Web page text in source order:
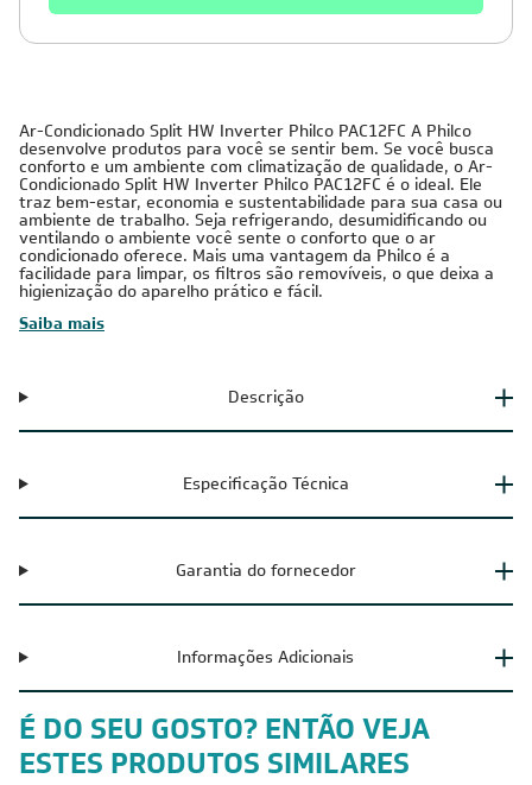
Ar-Condicionado Split HW Inverter Philco PAC12FC A Philco
desenvolve produtos para você se sentir bem. Se você busca
conforto e um ambiente com climatização de qualidade, o Ar-
Condicionado Split HW Inverter Philco PAC12FC é o ideal. Ele
traz bem-estar, economia e sustentabilidade para sua casa ou
ambiente de trabalho. Seja refrigerando, desumidificando ou
ventilando o ambiente você sente o conforto que o ar
condicionado oferece. Mais uma vantagem da Philco é a
facilidade para limpar, os filtros são removíveis, o que deixa a
higienização do aparelho prático e fácil.
Saiba mais
Descrição
Especificação Técnica
Garantia do fornecedor
Informações Adicionais
É DO SEU GOSTO? ENTÃO VEJA
ESTES PRODUTOS SIMILARES